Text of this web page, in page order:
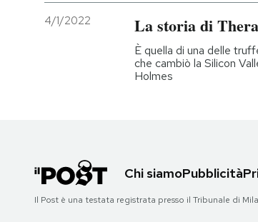
4/1/2022 La storia di
È quella di una delle
che cambiò la Silicon
Holmes
Chi siamoPubblicità
Il Post è una testata registrata presso il Tribunale di